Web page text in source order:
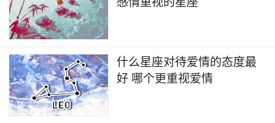
上，并不是所有人都能忠于本心。有时即使你为对
方付出了所有，最后也可能被无情抛弃。许多人会
依靠星座来寻找爱情的答案，希望通过星座的指
引，安抚自己的心灵，找到属于自己的幸福归宿。
什么星座对待爱情的态度最
好 哪个更重视爱情